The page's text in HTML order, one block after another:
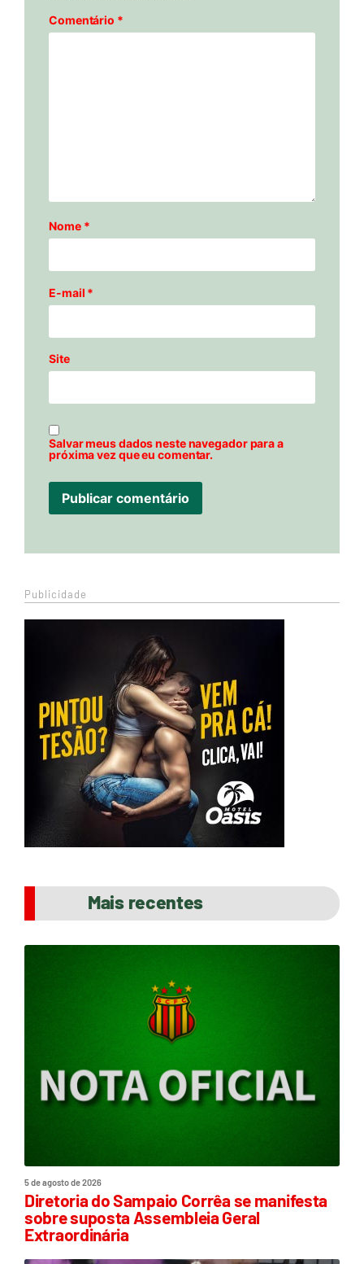
Comentário *
Nome *
E-mail *
Site
Salvar meus dados neste navegador para a
próxima vez que eu comentar.
Publicidade
Mais recentes
5 de agosto de 2026
Diretoria do Sampaio Corrêa se manifesta
sobre suposta Assembleia Geral
Extraordinária